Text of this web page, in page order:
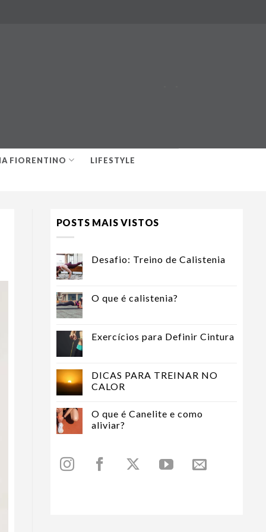
FIORENTINO LIFESTYLE
POSTS MAIS VISTOS
Desafio: Treino de Calistenia
O que é calistenia?
Exercícios para Definir Cintura
DICAS PARA TREINAR NO
CALOR
O que é Canelite e como
aliviar?